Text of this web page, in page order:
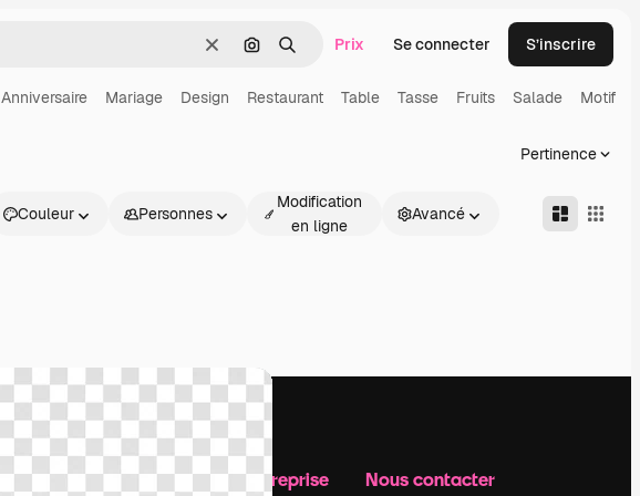
EffacerRechercher par image
Rechercher
Prix Se connecter S’inscrire
Anniversaire Mariage Design Restaurant Table Tasse Fruits Salade Motif
Pertinence
Couleur Personnes
Modification
en ligne
Avancé
Commencer Notre entreprise Nous contacter